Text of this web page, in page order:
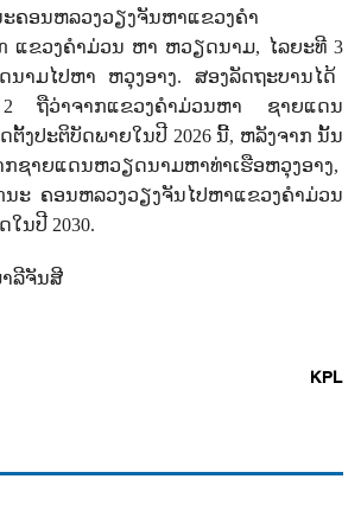
ະຄອນຫລວງວຽງຈັນຫາແຂວງຄໍາ
ແຂວງຄໍາມ່ວນ ຫາ ຫວຽດນາມ, ໄລຍະທີ3
ນາມໄປຫາ ຫວຸງອາງ. ສອງລັດຖະບານໄດ້
2 ຖືວ່າຈາກແຂວງຄໍາມ່ວນຫາ ຊາຍແດນ
ຕັ້ງປະຕິບັດພາຍໃນປີ 2026ນີ້, ຫລັງຈາກ ນັ້ນ
ຊາຍແດນຫວຽດນາມຫາທ່າເຮືອຫວຸງອາງ,
ະ ຄອນຫລວງວຽງຈັນໄປຫາແຂວງຄໍາມ່ວນ
ໃນປີ 2030.
າລີຈັນສີ
KPL